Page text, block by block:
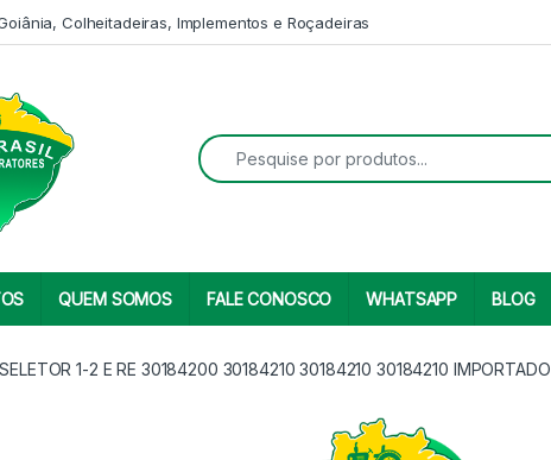
Colheitadeiras, Implementos e Roçadeiras
Search for:
QUEM SOMOS FALE CONOSCO WHATSAPP BLOG
1-2 E RE 30184200 30184210 30184210 30184210 IMPORTADO